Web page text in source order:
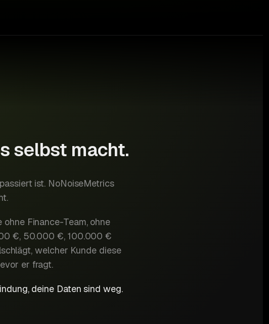
selbst macht.
ist. NoNoiseMetrics
Finance-Team, ohne
€, 50.000 €, 100.000 €
welcher Kunde diese
er fragt.
deine Daten sind weg.